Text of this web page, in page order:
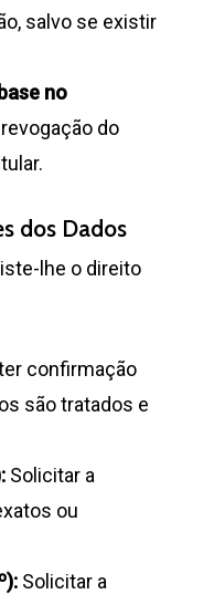
salvo se existir
no
do
dos Dados
lhe o direito
confirmação
são tratados e
Solicitar a
ou
Solicitar a